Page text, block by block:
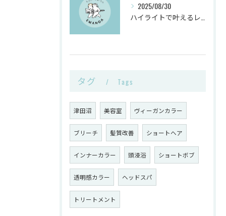
2025/08/30
タグ Tags
津田沼 美容室 ヴィーガンカラー
ブリーチ 髪質改善 ショートヘア
インナーカラー 頭浸浴 ショートボブ
透明感カラー ヘッドスパ
トリートメント